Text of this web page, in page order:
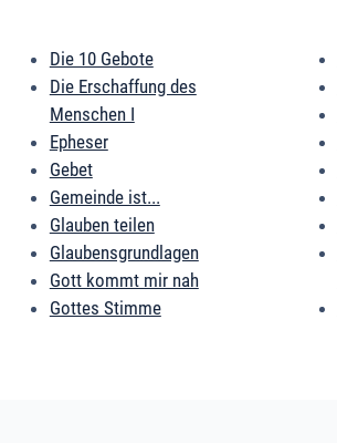
Die 10 Gebote
Die Erschaffung des
Menschen I
Epheser
Gebet
Gemeinde ist...
Glauben teilen
Glaubensgrundlagen
Gott kommt mir nah
Gottes Stimme